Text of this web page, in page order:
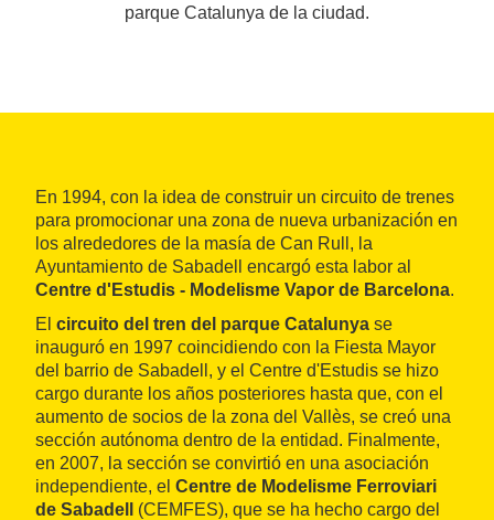
parque Catalunya de la ciudad.
En 1994, con la idea de construir un circuito de trenes
para promocionar una zona de nueva urbanización en
los alrededores de la masía de Can Rull, la
Ayuntamiento de Sabadell encargó esta labor al
Centre d'Estudis - Modelisme Vapor de Barcelona.
El circuito del tren del parque Catalunya se
inauguró en 1997 coincidiendo con la Fiesta Mayor
del barrio de Sabadell, y el Centre d'Estudis se hizo
cargo durante los años posteriores hasta que, con el
aumento de socios de la zona del Vallès, se creó una
sección autónoma dentro de la entidad. Finalmente,
en 2007, la sección se convirtió en una asociación
independiente, el Centre de Modelisme Ferroviari
de Sabadell
(CEMFES), que se ha hecho cargo del